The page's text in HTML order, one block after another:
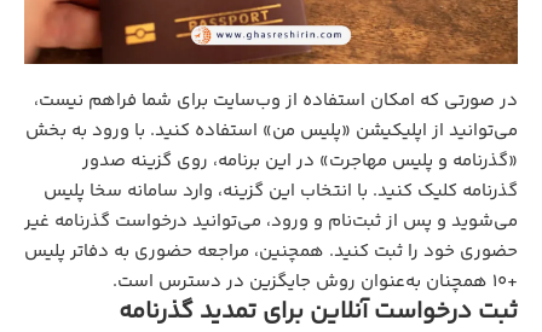
در صورتی که امکان استفاده از وب‌سایت برای شما فراهم نیست،
می‌توانید از اپلیکیشن «پلیس من» استفاده کنید. با ورود به بخش
«گذرنامه و پلیس مهاجرت» در این برنامه، روی گزینه صدور
گذرنامه کلیک کنید. با انتخاب این گزینه، وارد سامانه سخا پلیس
می‌شوید و پس از ثبت‌نام و ورود، می‌توانید درخواست گذرنامه غیر
حضوری خود را ثبت کنید. همچنین، مراجعه حضوری به دفاتر پلیس
+10 همچنان به‌عنوان روش جایگزین در دسترس است.
ثبت درخواست آنلاین برای تمدید گذرنامه